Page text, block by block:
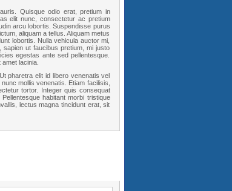
Quisque odio erat, pretium in
elit nunc, consectetur ac pretium
arcu lobortis. Suspendisse purus
aliquam a tellus. Aliquam metus
lobortis. Nulla vehicula auctor mi,
ut faucibus pretium, mi justo
egestas ante sed pellentesque.
lacinia.
pharetra elit id libero venenatis vel
mollis venenatis. Etiam facilisis,
tortor. Integer quis consequat
habitant morbi tristique
lectus magna tincidunt erat, sit